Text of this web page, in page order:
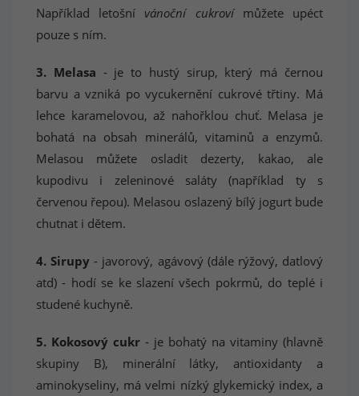
Například letošní vánoční cukrovímůžete upéct
pouze s ním.
3. Melasa - je to hustý sirup, který má černou
barvu a vzniká po vycukernění cukrové třtiny. Má
lehce karamelovou, až nahořklou chuť. Melasa je
bohatá na obsah minerálů, vitaminů a enzymů.
Melasou můžete osladit dezerty, kakao, ale
kupodivu i zeleninové saláty (například ty s
červenou řepou). Melasou oslazený bílý jogurt bude
chutnat i dětem.
4. Sirupy- javorový, agávový (dále rýžový, datlový
atd) - hodí se ke slazení všech pokrmů, do teplé i
studené kuchyně.
5. Kokosový cukr - je bohatý na vitaminy (hlavně
skupiny B), minerální látky, antioxidanty a
aminokyseliny, má velmi nízký glykemický index, a